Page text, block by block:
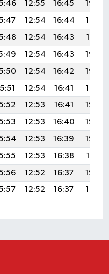
12:55 16:45
19:54
12:54 16:44
19:52
12:54 16:43
19:51
12:54 16:43
19:50
12:54 16:42
19:48
12:54 16:41
19:47
12:53 16:41
19:45
12:53 16:40
19:44
12:53 16:39
19:42
12:53 16:38
19:41
12:52 16:37
19:39
12:52 16:37 19:38